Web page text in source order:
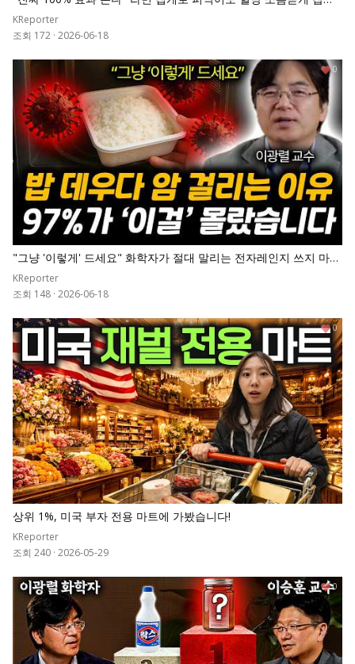
준 '1등 채소' 넣고 끓이세요. 췌장 살아나고 당화혈색소 7로 뚝 떨어
집니다
KReporter
조회 172 · 2026-06-18
"그냥 '이렇게' 드세요" 화학자가 절대 말리는 전자레인지 쓰지 마세
요. 밥 데우다 암 걸립니다 | 이광렬 교수 전체통합
KReporter
조회 148 · 2026-06-18
0
상위 1%, 미국 부자 전용 마트에 가봤습니다!
KReporter
조회 240 · 2026-05-29
0
0